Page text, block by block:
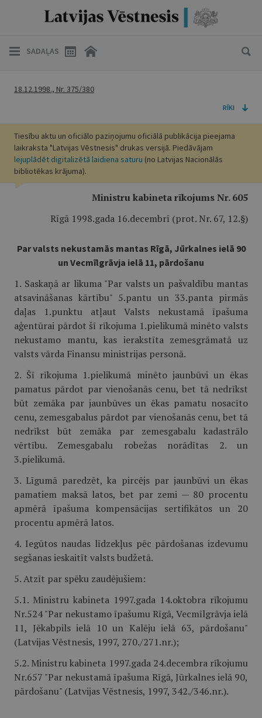
SADAĻAS
18.12.1998., Nr. 375/380
RĪKI
Tiesību aktu un oficiālo paziņojumu oficiālā publikācija pieejama
laikraksta "Latvijas Vēstnesis" drukas versijā. Piedāvājam
lejuplādēt digitalizētā laidiena saturu (no Latvijas Nacionālās
bibliotēkas krājuma).
Ministru kabineta rīkojums Nr. 605
Rīgā 1998.gada 16.decembrī (prot. Nr. 67, 12.§)
Par valsts nekustamās mantas Rīgā, Jūrkalnes ielā 90
un Vecmīlgrāvja ielā 11, pārdošanu
1. Saskaņā ar likuma "Par valsts un pašvaldību mantas
atsavināšanas kārtību" 5.pantu un 33.panta pirmās
daļas 1.punktu atļaut Valsts nekustamā īpašuma
aģentūrai pārdot šī rīkojuma 1.pielikumā minēto valsts
nekustamo mantu, kas ierakstīta zemesgrāmatā uz
valsts vārda Finansu ministrijas personā.
2. Šī rīkojuma 1.pielikumā minēto jaunbūvi un ēkas
pamatus pārdot par vienošanās cenu, bet tā nedrīkst
būt zemāka par jaunbūves un ēkas pamatu nosacīto
cenu, zemesgabalus pārdot par vienošanās cenu, bet tā
nedrīkst būt zemāka par zemesgabalu kadastrālo
vērtību. Zemesgabalu robežas norādītas 2. un
3.pielikumā.
3. Līgumā paredzēt, ka pircējs par jaunbūvi un ēkas
pamatiem maksā latos, bet par zemi — 80 procentu
apmērā īpašuma kompensācijas sertifikātos un 20
procentu apmērā latos.
4. Iegūtos naudas līdzekļus pēc pārdošanas izdevumu
segšanas ieskaitīt valsts budžetā.
5. Atzīt par spēku zaudējušiem:
5.1. Ministru kabineta 1997.gada 14.oktobra rīkojumu
Nr.524 "Par nekustamo īpašumu Rīgā, Vecmīlgrāvja ielā
11, Jēkabpils ielā 10 un Kalēju ielā 63, pārdošanu"
(Latvijas Vēstnesis, 1997, 270./271.nr.);
5.2. Ministru kabineta 1997.gada 24.decembra rīkojumu
Nr.657 "Par nekustamā īpašuma Rīgā, Jūrkalnes ielā 90,
pārdošanu" (Latvijas Vēstnesis, 1997, 342./346.nr.).